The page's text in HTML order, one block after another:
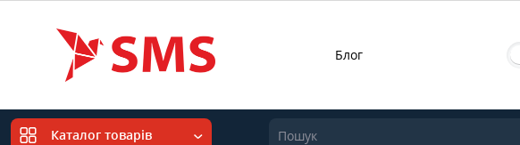
Блог
Каталог товарів